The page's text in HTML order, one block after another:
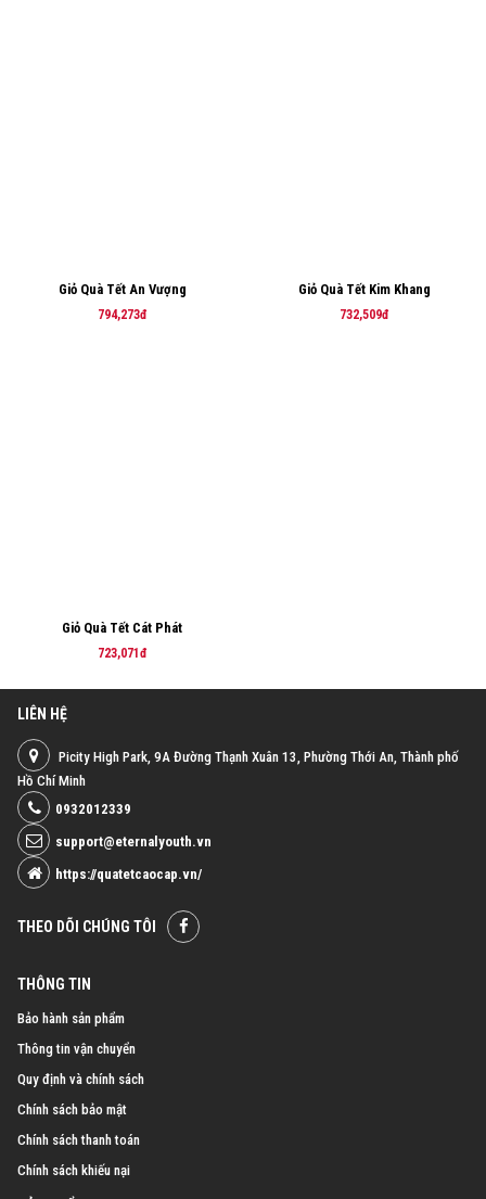
Giỏ Quà Tết An Vượng
794,273đ
Giỏ Quà Tết Kim Khang
732,509đ
Giỏ Quà Tết Cát Phát
723,071đ
LIÊN HỆ
Picity High Park, 9A Đường Thạnh Xuân 13, Phường Thới An, Thành phố
Hồ Chí Minh
0932012339
support@eternalyouth.vn
https://quatetcaocap.vn/
THEO DÕI CHÚNG TÔI
THÔNG TIN
Bảo hành sản phẩm
Thông tin vận chuyển
Quy định và chính sách
Chính sách bảo mật
Chính sách thanh toán
Chính sách khiếu nại